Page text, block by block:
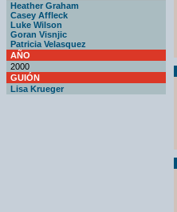
Heather Graham
Casey Affleck
Luke Wilson
Goran Visnjic
Patricia Velasquez
AÑO
2000
GUIÓN
Lisa Krueger